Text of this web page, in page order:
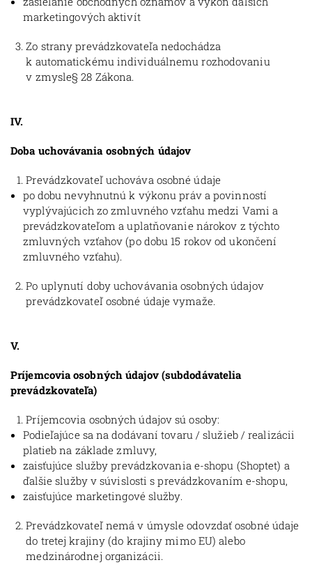
marketingových aktivít
Zo strany prevádzkovateľa nedochádza
k automatickému individuálnemu rozhodovaniu
v zmysle§ 28 Zákona.
IV.
Doba uchovávania osobných údajov
Prevádzkovateľ uchováva osobné údaje
po dobu nevyhnutnú k výkonu práv a povinností
vyplývajúcich zo zmluvného vzťahu medzi Vami a
prevádzkovateľom a uplatňovanie nárokov z týchto
zmluvných vzťahov (po dobu 15 rokov od ukončení
zmluvného vzťahu).
Po uplynutí doby uchovávania osobných údajov
prevádzkovateľ osobné údaje vymaže.
V.
Príjemcovia osobných údajov (subdodávatelia
prevádzkovateľa)
Príjemcovia osobných údajov sú osoby:
Podieľajúce sa na dodávaní tovaru / služieb / realizácii
platieb na základe zmluvy,
zaisťujúce služby prevádzkovania e-shopu (Shoptet) a
ďalšie služby v súvislosti s prevádzkovaním e-shopu,
zaisťujúce marketingové služby.
Prevádzkovateľ nemá v úmysle odovzdať osobné údaje
do tretej krajiny (do krajiny mimo EU) alebo
medzinárodnej organizácii.